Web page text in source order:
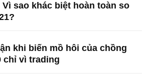
Vì sao khác biệt hoàn toàn so
khi biến mồ hôi của chồng
chỉ vì trading